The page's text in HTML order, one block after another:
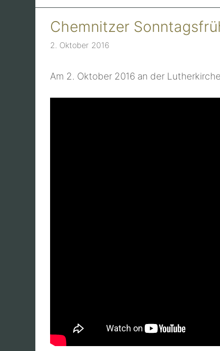
Chemnitzer
2. Oktober 2016
Am 2. Oktober 2016 an der